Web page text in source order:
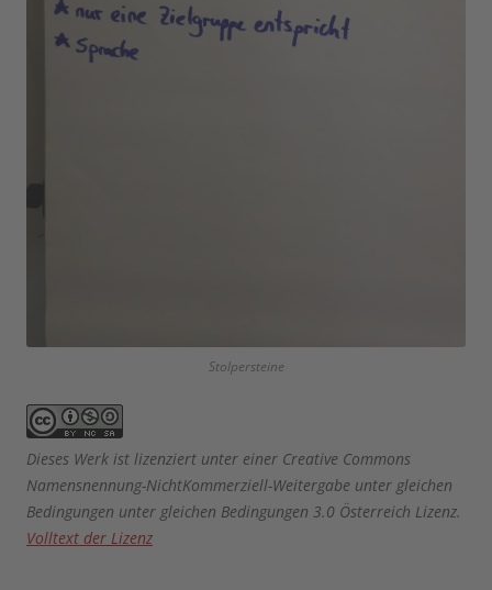
Stolpersteine
Dieses Werk ist lizenziert unter einer Creative Commons
Namensnennung-NichtKommerziell-Weitergabe unter gleichen
Bedingungen unter gleichen Bedingungen 3.0 Österreich Lizenz.
Volltext der Lizenz